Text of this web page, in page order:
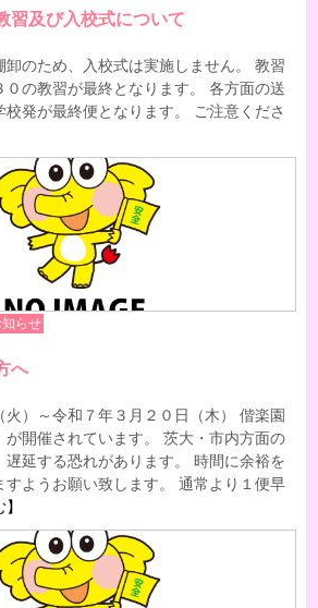
習及び入校式について
卸のため、入校式は実施しません。 教習
０の教習が最終となります。 各方面の送
発が最終便となります。 ご注意くださ
らせ
へ
）～令和７年３月２０日（木） 偕楽園
が開催されています。 茨大・市内方面の
遅延する恐れがあります。 時間に余裕を
すようお願い致します。 通常より１便早